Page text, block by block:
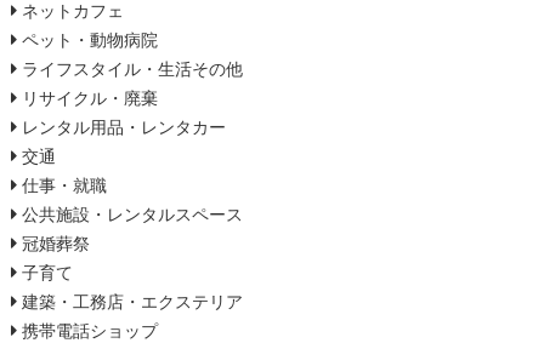
ネットカフェ
ペット・動物病院
ライフスタイル・生活その他
リサイクル・廃棄
レンタル用品・レンタカー
交通
仕事・就職
公共施設・レンタルスペース
冠婚葬祭
子育て
建築・工務店・エクステリア
携帯電話ショップ